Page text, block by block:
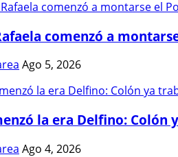
comenzó a
Ago 5, 2026
la era Delfino: Colón
Ago 4, 2026